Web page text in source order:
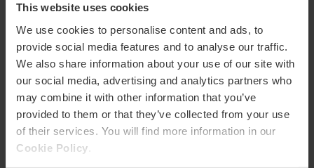
This website uses cookies
We use cookies to personalise content and ads, to
provide social media features and to analyse our traffic.
We also share information about your use of our site with
our social media, advertising and analytics partners who
may combine it with other information that you’ve
provided to them or that they’ve collected from your use
of their services. You will find more information in our
Cookie Policy
Come arrivare
Calle Barranquet, 2 46960 Aldaya